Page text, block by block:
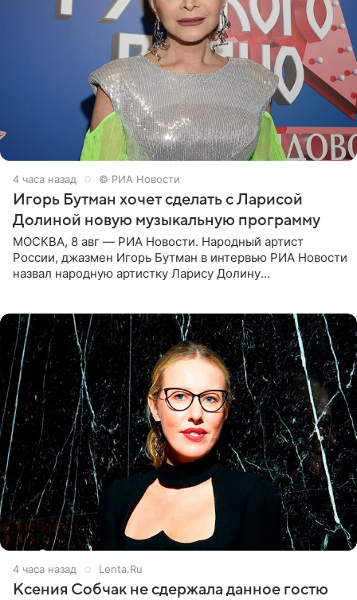
4 часа назад © РИА Новости
Игорь Бутман хочет сделать с Ларисой
Долиной новую музыкальную программу
МОСКВА, 8 авг — РИА Новости. Народный артист
России, джазмен Игорь Бутман в интервью РИА Новости
назвал народную артистку Ларису Долину
4 часа назад Lenta.Ru
Ксения Собчак не сдержала данное гостю